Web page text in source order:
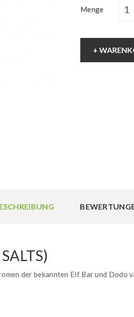
Menge
+
der bekannten Elf Bar und Dodo